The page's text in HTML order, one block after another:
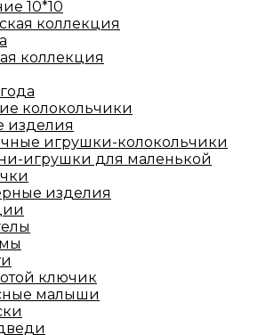
10*10
коллекция
коллекция
колокольчики
изделия
игрушки-колокольчики
игрушки для маленькой
изделия
ключик
малыши